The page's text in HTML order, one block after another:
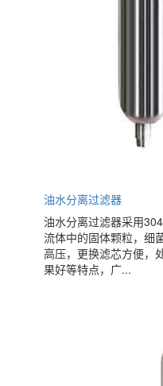
油水分离过滤器
油水分离过滤器采用
流体中的固体颗粒，细
高压，更换滤芯方便，
果好等特点，广...